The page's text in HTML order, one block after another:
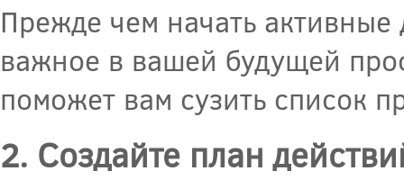
Прежде чем начать активные
важное в вашей будущей
поможет вам сузить список
2. Создайте план